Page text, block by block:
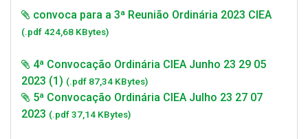
convoca para a 3ª Reunião Ordinária 2023 CIEA
(.pdf 424,68 KBytes)
4ª Convocação Ordinária CIEA Junho 23 29 05
2023 (1) (.pdf 87,34 KBytes)
5ª Convocação Ordinária CIEA Julho 23 27 07
2023 (.pdf 37,14 KBytes)